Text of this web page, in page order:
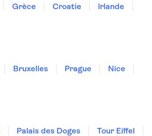
Grèce Croatie
Irlande
Bruxelles Prague
Nice
Palais des Doges
Tour Eiffel